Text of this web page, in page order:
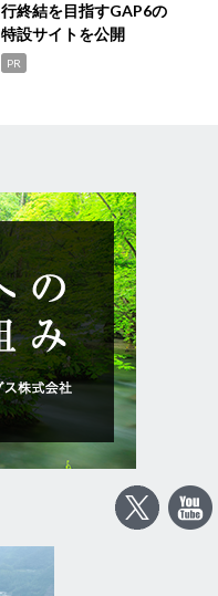
行終結を目指すGAP6の
特設サイトを公開
PR